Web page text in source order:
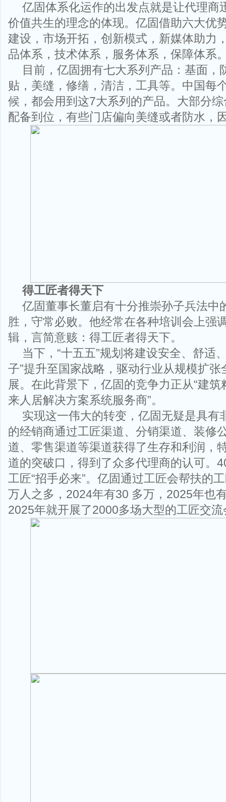
亿固体系化运作的出发点就是让代理商
价值共生的理念的体现。亿固借助六大优
建设，市场开拓，创新模式，新媒体助力
品体系，技术体系，服务体系，保障体系
目前，亿固拥有七大系列产品：基面，
贴，美缝，修缮，清洁，工具等。中国每
候，都会用到这7大系列的产品。大部分
配备到位，有些门店偏向美缝或者防水，
得工匠者得天下
亿固董事长董启有十分推崇孙子兵法中
胜，守常必败。他经常在各种培训会上强
辑，言简意赅：得工匠者得天下。
当下，“十五五”规划将建设安全、舒适
子”提升至国家战略，驱动行业从规模扩
展。在此背景下，亿固的竞争力正从“建筑
来人居解决方案系统服务商”。
实现这一伟大的转变，亿固无疑是具有
的经销商通过工匠渠道、分销渠道、装修
道、零售渠道等渠道获得了生存和利润，
道的突破口，得到了众多代理商的认可。
工匠“招手必来”。亿固通过工匠会帮扶的
万人之多，2024年有30 多万，2025年也
2025年就开展了2000多场大型的工匠交流